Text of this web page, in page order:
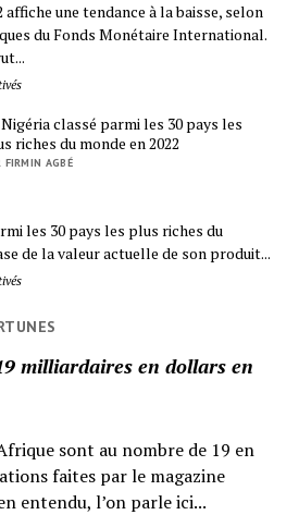
affiche une tendance à la baisse, selon
du Fonds Monétaire International.
classé parmi les 30 pays les
riches du monde en 2022
FIRMIN AGBÉ
les 30 pays les plus riches du
de la valeur actuelle de son produit...
milliardaires en dollars en
sont au nombre de 19 en
faites par le magazine
entendu, l’on parle ici...